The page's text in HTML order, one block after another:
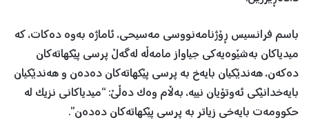
باسم فرانسیس ڕۆژنامەنووسی مەسیحی، ئاماژە بەوە دەکات، کە
میدیاکان بەشێوەیەکی جیاواز مامەڵە لەگەڵ پرسی پێکهاتەکان
دەکەن، هەندێکیان بایەخ بە پرسی پێکهاتەکان دەدەن و هەندێکیان
بایەخدانێکی ئەوتۆیان نییە، بەڵام وەک دەڵێ: “میدیاکانی نزیک لە
حکوومەت بایەخی زیاتر بە پرسی پێکهاتەکان دەدەن”.